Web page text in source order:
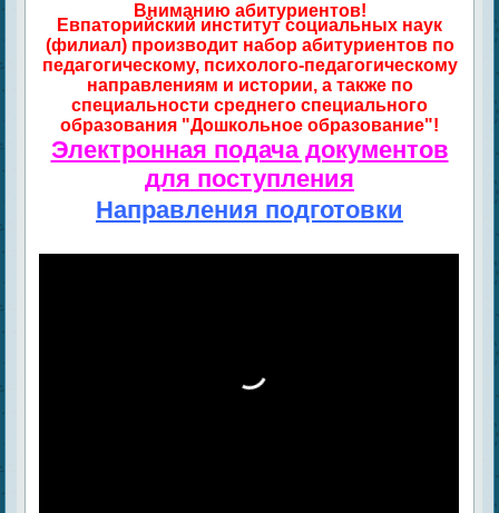
Вниманию абитуриентов!
Евпаторийский институт социальных наук
(филиал) производит набор абитуриентов по
педагогическому, психолого-педагогическому
направлениям и истории, а также по
специальности среднего специального
образования "Дошкольное образование"!
Электронная подача документов
для поступления
Направления подготовки